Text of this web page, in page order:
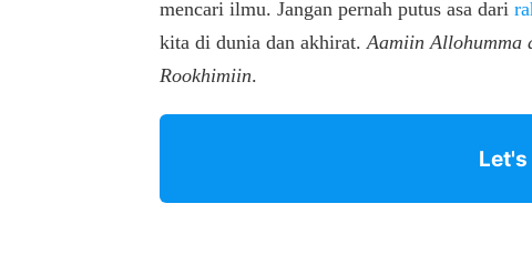
mencari ilmu. Jangan pernah putus asa dari
kita di dunia dan akhirat.Aamiin Allohumma
Rookhimiin.